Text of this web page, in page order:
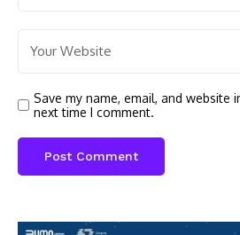
Save my name, email, and website
next time I comment.